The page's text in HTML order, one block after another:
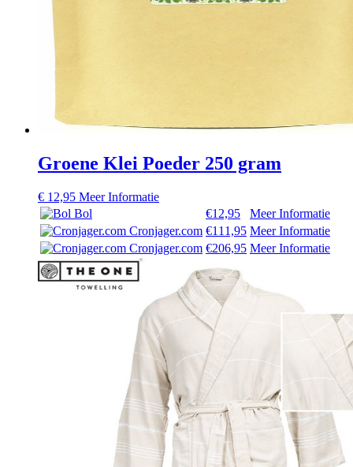
Groene Klei Poeder 250 gram
€ 12,95 Meer Informatie
Bol
€12,95
Meer Informatie
Cronjager.com €111,95 Meer Informatie
Cronjager.com €206,95 Meer Informatie